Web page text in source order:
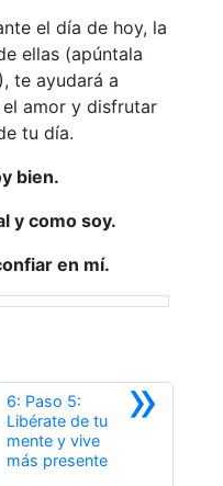
el día de hoy, la
ellas (apúntala
te ayudará a
amor y disfrutar
tu día.
bien.
y como soy.
en mí.
»
6: Paso 5:
Libérate de tu
mente y vive
más presenteSiguiente